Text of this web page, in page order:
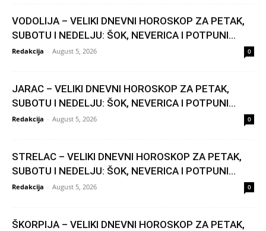
VODOLIJA – VELIKI DNEVNI HOROSKOP ZA PETAK,
SUBOTU I NEDELJU: ŠOK, NEVERICA I POTPUNI...
Redakcija - August 5, 2026 0
JARAC – VELIKI DNEVNI HOROSKOP ZA PETAK,
SUBOTU I NEDELJU: ŠOK, NEVERICA I POTPUNI...
Redakcija - August 5, 2026 0
STRELAC – VELIKI DNEVNI HOROSKOP ZA PETAK,
SUBOTU I NEDELJU: ŠOK, NEVERICA I POTPUNI...
Redakcija - August 5, 2026 0
ŠKORPIJA – VELIKI DNEVNI HOROSKOP ZA PETAK,